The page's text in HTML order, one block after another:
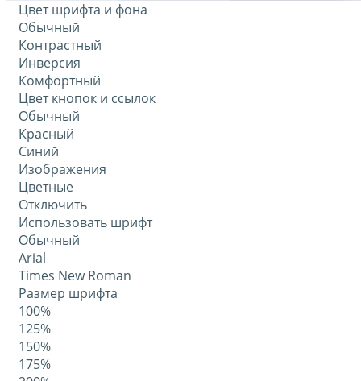
Цвет шрифта и фона
Обычный
Контрастный
Инверсия
Комфортный
Цвет кнопок и ссылок
Обычный
Красный
Синий
Изображения
Цветные
Отключить
Использовать шрифт
Обычный
Arial
Times New Roman
Размер шрифта
100%
125%
150%
175%